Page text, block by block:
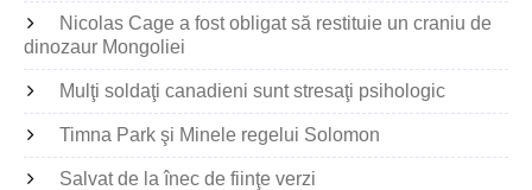
Nicolas Cage a fost obligat să restituie un craniu de
dinozaur Mongoliei
Mulţi soldaţi canadieni sunt stresaţi psihologic
Timna Park şi Minele regelui Solomon
Salvat de la înec de fiinţe verzi